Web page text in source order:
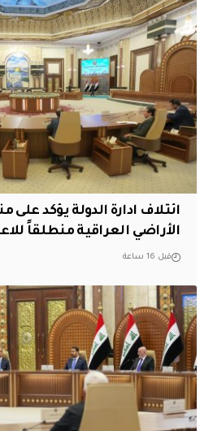
ائتلاف ادارة الدولة يؤكد على
الأراضي العراقية منطلقاً
قبل 16 ساعة